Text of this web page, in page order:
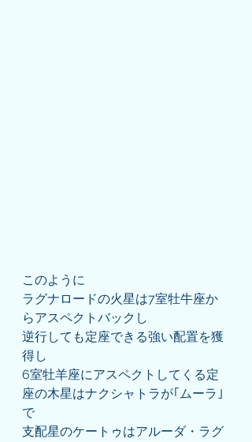
このように
ラグナロードの火星は7室牡牛座か
らアスペクトバックし
逆行しても定座できる強い配置を獲
得し
6室牡羊座にアスペクトしてくる定
座の木星はナクシャトラが｢ムーラ｣
で
支配星のケートゥはアルーダ・ラグ